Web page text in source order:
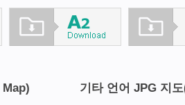
기타 언어 JPG 지